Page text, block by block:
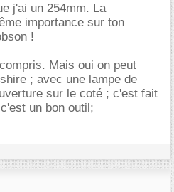
j'ai un 254mm. La
importance sur ton
!
Mais oui on peut
; avec une lampe de
sur le coté ; c'est fait
un bon outil;